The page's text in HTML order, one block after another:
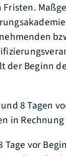
der Beginn
8 Tagen
in
vor